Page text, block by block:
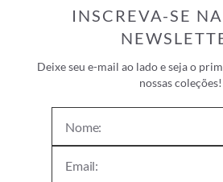
INSCREVA-SE
Deixe seu e-mail ao lado e seja o
nossas coleções!